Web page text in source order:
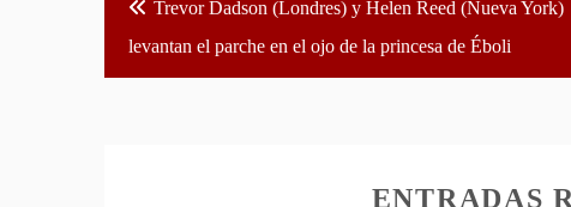
de
entradas
Trevor Dadson (Londres) y Helen Reed (Nueva York)
levantan el parche en el ojo de la princesa de Éboli
ENTRADAS